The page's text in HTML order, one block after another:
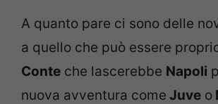
A quanto pare ci sono delle
a quello che può essere
Conte che lascerebbe Napoli
nuova avventura come Juve o